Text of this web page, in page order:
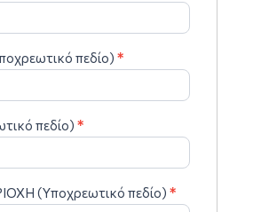
πεδίο) *
πεδίο) *
(Υποχρεωτικό πεδίο) *